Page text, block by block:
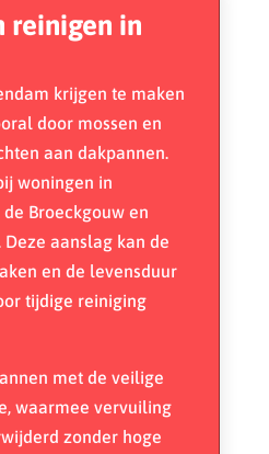
reinigen in
krijgen te maken
door mossen en
aan dakpannen.
woningen in
Broeckgouw en
aanslag kan de
en de levensduur
tijdige reiniging
met de veilige
waarmee vervuiling
zonder hoge